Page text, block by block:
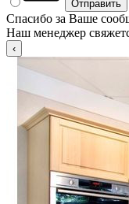
Спасибо за Ваше
Наш менеджер